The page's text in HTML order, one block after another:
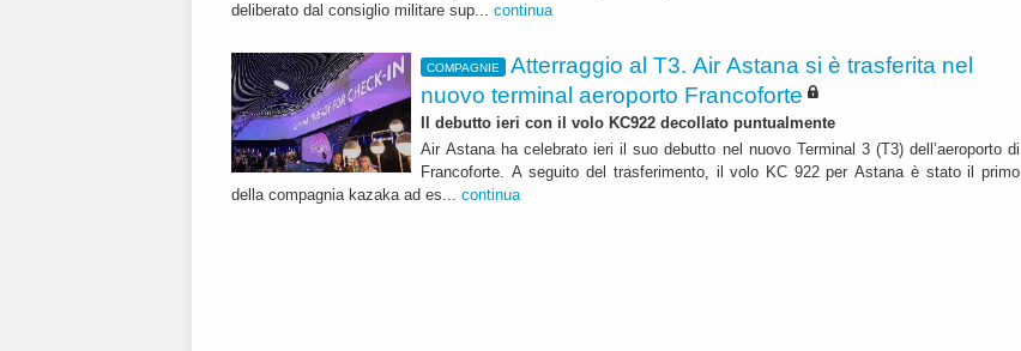
deliberato dal consiglio militare sup... continua
COMPAGNIE
Atterraggio al T3. Air Astana si è trasferita nel
nuovo terminal aeroporto Francoforte
Il debutto ieri con il volo KC922 decollato puntualmente
Air Astana ha celebrato ieri il suo debutto nel nuovo Terminal 3 (T3) dell’aeroporto di
Francoforte. A seguito del trasferimento, il volo KC 922 per Astana è stato il primo
della compagnia kazaka ad es... continua